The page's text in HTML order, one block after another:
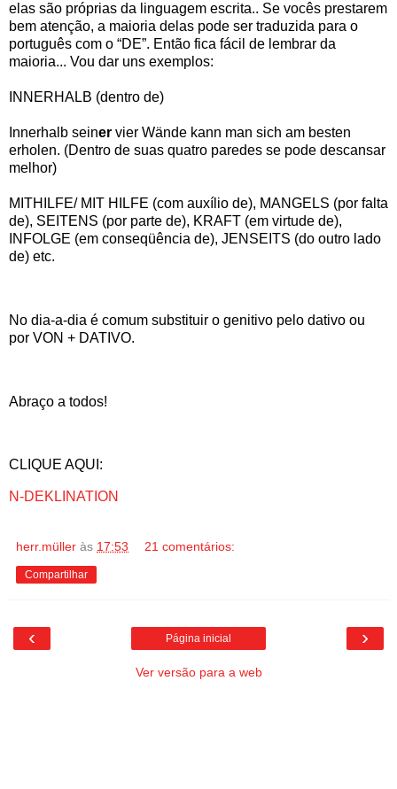
elas são próprias da linguagem escrita.. Se vocês prestarem
bem atenção, a maioria delas pode ser traduzida para o
português com o “DE”. Então fica fácil de lembrar da
maioria... Vou dar uns exemplos:
INNERHALB (dentro de)
Innerhalb seiner vier Wände kann man sich am besten
erholen. (Dentro de suas quatro paredes se pode descansar
melhor)
MITHILFE/ MIT HILFE (com auxílio de), MANGELS (por falta
de), SEITENS (por parte de), KRAFT (em virtude de),
INFOLGE (em conseqüência de), JENSEITS (do outro lado
de) etc.
No dia-a-dia é comum substituir o genitivo pelo dativo ou
por VON + DATIVO.
Abraço a todos!
CLIQUE AQUI:
N-DEKLINATION
herr.müller às 17:53 21 comentários:
Compartilhar
‹ ›
Página inicial
Ver versão para a web